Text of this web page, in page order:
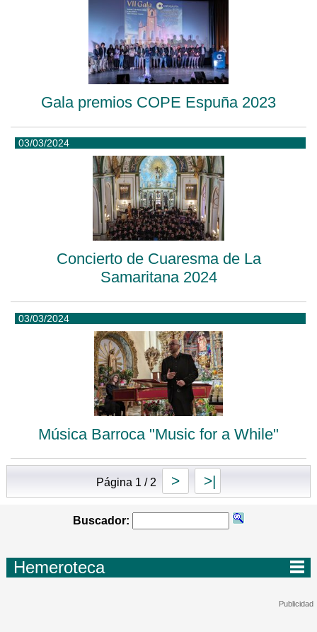
Gala premios COPE Espuña 2023
03/03/2024
Concierto de Cuaresma de La
Samaritana 2024
03/03/2024
Música Barroca "Music for a While"
Página 1 / 2 > >|
Buscador:
Hemeroteca